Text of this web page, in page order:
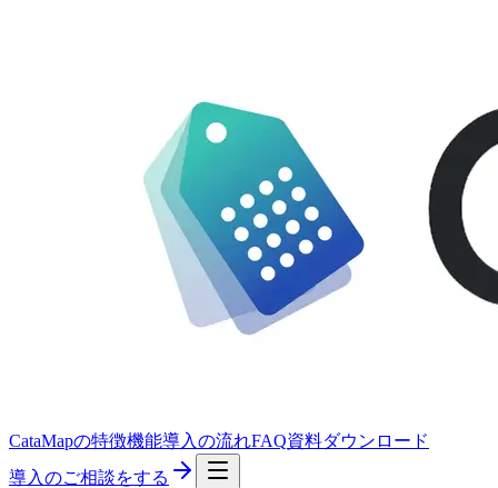
CataMapの特徴機能導入の流れFAQ資料ダウンロード
導入のご相談をする